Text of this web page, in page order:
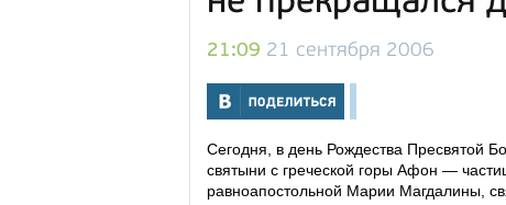
21:09 21 сентября 2006
Сегодня, в день Рождества Пресвятой
святыни с греческой горы Афон —
равноапостольной Марии Магдалины,